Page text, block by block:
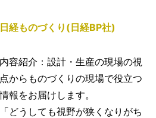
日経ものづくり(日経BP社)
内容紹介：設計・生産の現場の視
点からものづくりの現場で役立つ
情報をお届けします。
「どうしても視野が狭くなりがち